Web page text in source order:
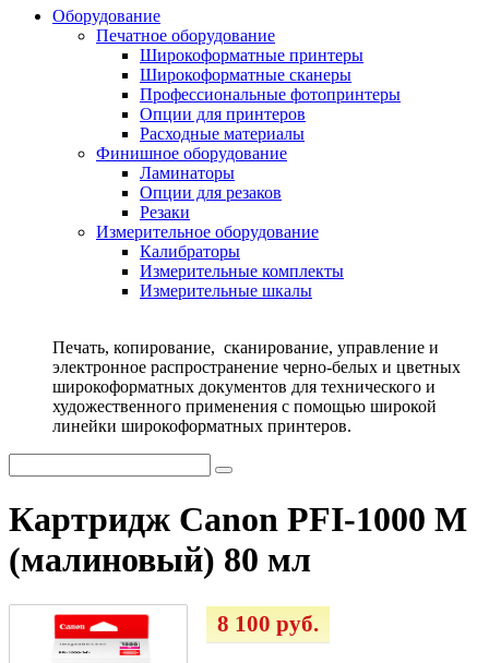
Оборудование
Печатное оборудование
Широкоформатные принтеры
Широкоформатные сканеры
Профессиональные фотопринтеры
Опции для принтеров
Расходные материалы
Финишное оборудование
Ламинаторы
Опции для резаков
Резаки
Измерительное оборудование
Калибраторы
Измерительные комплекты
Измерительные шкалы
Печать, копирование, сканирование, управление и
электронное распространение черно-белых и цветных
широкоформатных документов для технического и
художественного применения с помощью широкой
линейки широкоформатных принтеров.
Картридж Canon PFI-1000 M
(малиновый) 80 мл
8 100 руб.